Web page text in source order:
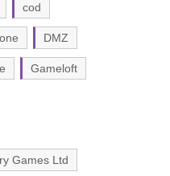
cod
DMZ
Gameloft
Games Ltd